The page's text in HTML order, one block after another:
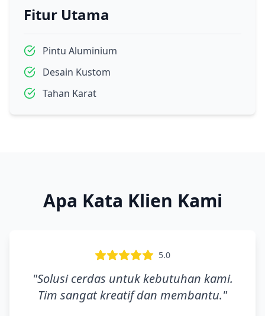
Fitur Utama
Pintu Aluminium
Desain Kustom
Tahan Karat
Apa Kata Klien Kami
5.0
"Solusi cerdas untuk kebutuhan kami.
Tim sangat kreatif dan membantu."